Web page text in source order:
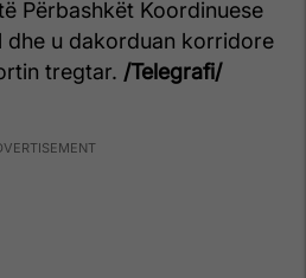
Përbashkët Koordinuese
dhe u dakorduan korridore
tregtar. /Telegrafi/